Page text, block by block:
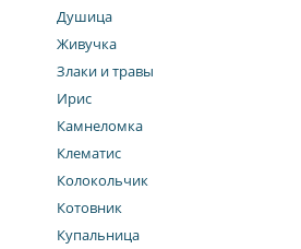
Душица
Живучка
Злаки и травы
Ирис
Камнеломка
Клематис
Колокольчик
Котовник
Купальница